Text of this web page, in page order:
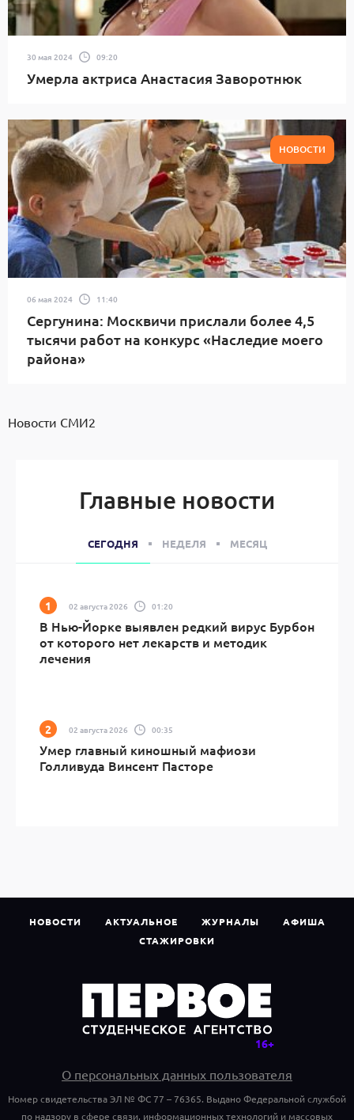
30 мая 2024 09:20
Умерла актриса Анастасия Заворотнюк
НОВОСТИ
06 мая 2024 11:40
Сергунина: Москвичи прислали более 4,5
тысячи работ на конкурс «Наследие моего
района»
Новости СМИ2
Главные новости
СЕГОДНЯ НЕДЕЛЯ МЕСЯЦ
02 августа 2026 01:20
В Нью-Йорке выявлен редкий вирус Бурбон
от которого нет лекарств и методик
лечения
02 августа 2026 00:35
Умер главный киношный мафиози
Голливуда Винсент Пасторе
НОВОСТИ АКТУАЛЬНОЕ ЖУРНАЛЫ
АФИША
СТАЖИРОВКИ
О персональных данных пользователя
Номер свидетельства ЭЛ № ФС 77 – 76365. Выдано Федеральной службой
по надзору в сфере связи, информационных технологий и массовых